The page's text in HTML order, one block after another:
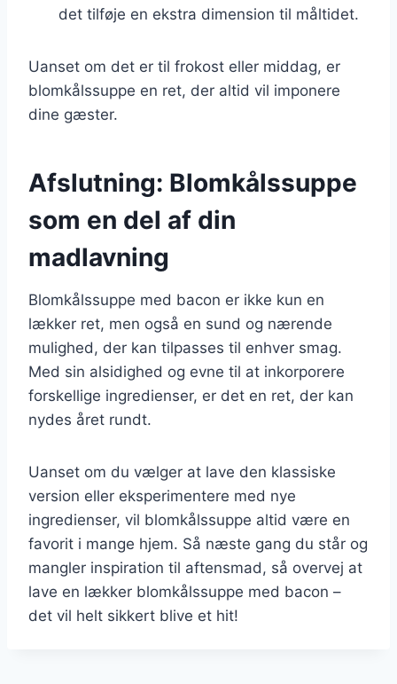
det tilføje en ekstra dimension til måltidet.
Uanset om det er til frokost eller middag, er
blomkålssuppe en ret, der altid vil imponere
dine gæster.
Afslutning: Blomkålssuppe
som en del af din
madlavning
Blomkålssuppe med bacon er ikke kun en
lækker ret, men også en sund og nærende
mulighed, der kan tilpasses til enhver smag.
Med sin alsidighed og evne til at inkorporere
forskellige ingredienser, er det en ret, der kan
nydes året rundt.
Uanset om du vælger at lave den klassiske
version eller eksperimentere med nye
ingredienser, vil blomkålssuppe altid være en
favorit i mange hjem. Så næste gang du står og
mangler inspiration til aftensmad, så overvej at
lave en lækker blomkålssuppe med bacon –
det vil helt sikkert blive et hit!